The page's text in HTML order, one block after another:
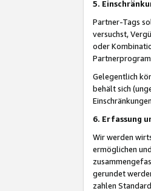
5.
Partner-Tags
versuchst,
oder
Gelegentlich
behält sich
6. Erfassung
Wir werden
ermöglichen
gerundet
zahlen